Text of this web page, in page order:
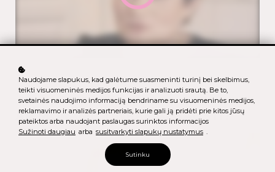
AR MOKAME TINKAMAI BAUSTI?
Naudojame slapukus, kad galėtume suasmeninti turinį bei skelbimus,
teikti visuomeninės medijos funkcijas ir analizuoti srautą. Be to,
svetainės naudojimo informaciją bendriname su visuomeninės medijos,
reklamavimo ir analizės partneriais, kurie gali ją pridėti prie kitos jūsų
pateiktos arba naudojant paslaugas surinktos informacijos
Sužinoti daugiau arba susitvarkyti slapukų nustatymus .
Sutinku